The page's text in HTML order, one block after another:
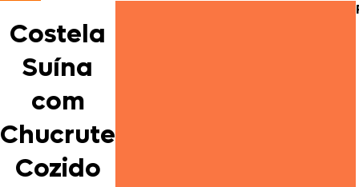
Costela
Suína
com
Chucrute
Cozido